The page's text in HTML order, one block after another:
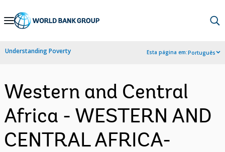
Skip
Navigation
Understanding Poverty Esta página em:Português
Western and Central
Africa - WESTERN AND
CENTRAL AFRICA-